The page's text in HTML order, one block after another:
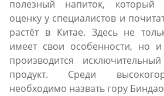
полезный напиток, который
оценку у специалистов и
растёт в Китае. Здесь не
имеет свои особенности, но
производится
продукт. Среди
необходимо назвать гору